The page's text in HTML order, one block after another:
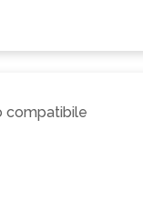
compatibile